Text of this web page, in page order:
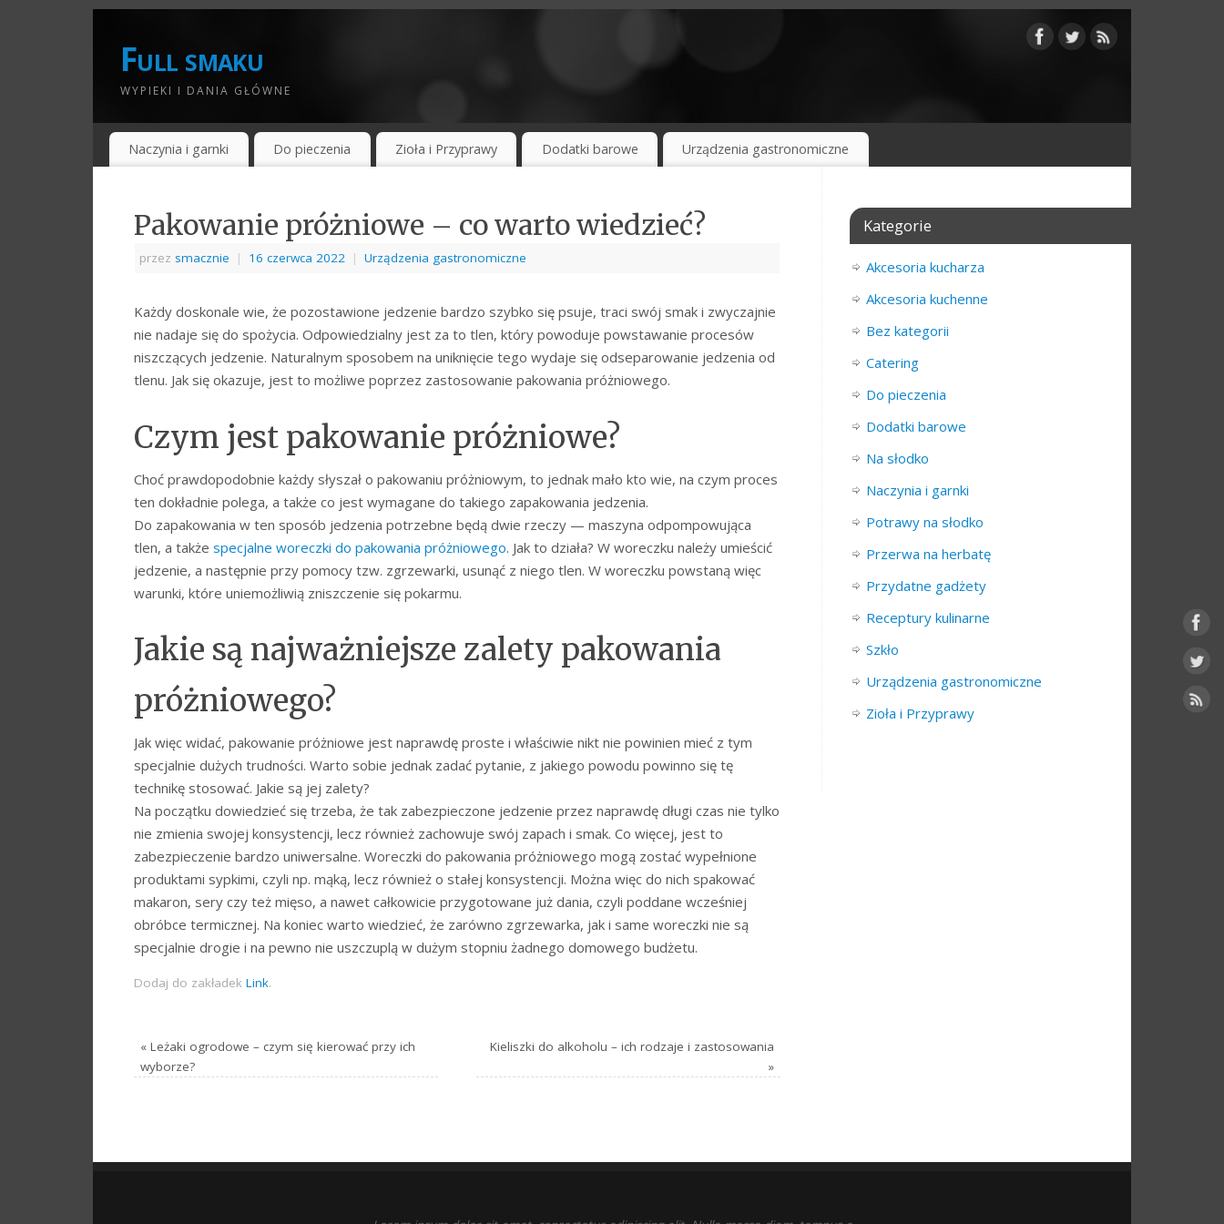
Full smaku
WYPIEKI I DANIA GŁÓWNE
Naczynia i garnki Do pieczenia Zioła i Przyprawy Dodatki barowe Urządzenia gastronomiczne
Pakowanie próżniowe – co warto wiedzieć?
przez smacznie | 16 czerwca 2022 | Urządzenia gastronomiczne
Każdy doskonale wie, że pozostawione jedzenie bardzo szybko się psuje, traci swój smak i zwyczajnie
nie nadaje się do spożycia. Odpowiedzialny jest za to tlen, który powoduje powstawanie procesów
niszczących jedzenie. Naturalnym sposobem na uniknięcie tego wydaje się odseparowanie jedzenia od
tlenu. Jak się okazuje, jest to możliwe poprzez zastosowanie pakowania próżniowego.
Czym jest pakowanie próżniowe?
Choć prawdopodobnie każdy słyszał o pakowaniu próżniowym, to jednak mało kto wie, na czym proces
ten dokładnie polega, a także co jest wymagane do takiego zapakowania jedzenia.
Do zapakowania w ten sposób jedzenia potrzebne będą dwie rzeczy — maszyna odpompowująca
tlen, a także specjalne woreczki do pakowania próżniowego. Jak to działa? W woreczku należy umieścić
jedzenie, a następnie przy pomocy tzw. zgrzewarki, usunąć z niego tlen. W woreczku powstaną więc
warunki, które uniemożliwią zniszczenie się pokarmu.
Jakie są najważniejsze zalety pakowania
próżniowego?
Jak więc widać, pakowanie próżniowe jest naprawdę proste i właściwie nikt nie powinien mieć z tym
specjalnie dużych trudności. Warto sobie jednak zadać pytanie, z jakiego powodu powinno się tę
technikę stosować. Jakie są jej zalety?
Na początku dowiedzieć się trzeba, że tak zabezpieczone jedzenie przez naprawdę długi czas nie tylko
nie zmienia swojej konsystencji, lecz również zachowuje swój zapach i smak. Co więcej, jest to
zabezpieczenie bardzo uniwersalne. Woreczki do pakowania próżniowego mogą zostać wypełnione
produktami sypkimi, czyli np. mąką, lecz również o stałej konsystencji. Można więc do nich spakować
makaron, sery czy też mięso, a nawet całkowicie przygotowane już dania, czyli poddane wcześniej
obróbce termicznej. Na koniec warto wiedzieć, że zarówno zgrzewarka, jak i same woreczki nie są
specjalnie drogie i na pewno nie uszczuplą w dużym stopniu żadnego domowego budżetu.
Dodaj do zakładek Link.
« Leżaki ogrodowe – czym się kierować przy ich
wyborze?
Kieliszki do alkoholu – ich rodzaje i zastosowania
»
Kategorie
Akcesoria kucharza
Akcesoria kuchenne
Bez kategorii
Catering
Do pieczenia
Dodatki barowe
Na słodko
Naczynia i garnki
Potrawy na słodko
Przerwa na herbatę
Przydatne gadżety
Receptury kulinarne
Szkło
Urządzenia gastronomiczne
Zioła i Przyprawy